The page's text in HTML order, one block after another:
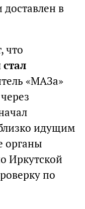
в
что
стал
«МАЗа»
идущим
органы
Иркутской
по